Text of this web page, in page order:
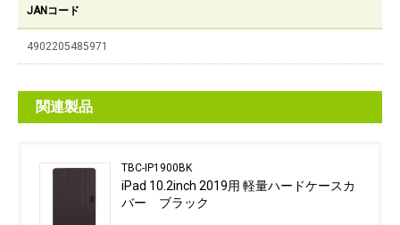
JANコード
4902205485971
関連製品
TBC-IP1900BK
iPad 10.2inch 2019用 軽量ハードケースカ
バー ブラック